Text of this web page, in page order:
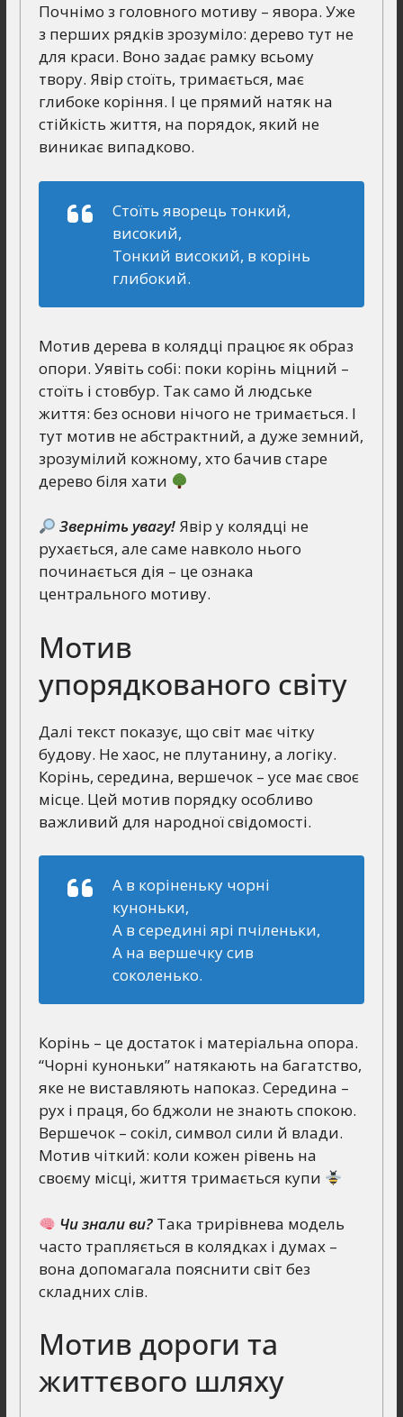
Почнімо з головного мотиву – явора. Уже
з перших рядків зрозуміло: дерево тут не
для краси. Воно задає рамку всьому
твору. Явір стоїть, тримається, має
глибоке коріння. І це прямий натяк на
стійкість життя, на порядок, який не
виникає випадково.
Стоїть яворець тонкий,
високий,
Тонкий високий, в корінь
глибокий.
Мотив дерева в колядці працює як образ
опори. Уявіть собі: поки корінь міцний –
стоїть і стовбур. Так само й людське
життя: без основи нічого не тримається. І
тут мотив не абстрактний, а дуже земний,
зрозумілий кожному, хто бачив старе
дерево біля хати
Зверніть увагу! Явір у колядці не
рухається, але саме навколо нього
починається дія – це ознака
центрального мотиву.
Мотив
упорядкованого світу
Далі текст показує, що світ має чітку
будову. Не хаос, не плутанину, а логіку.
Корінь, середина, вершечок – усе має своє
місце. Цей мотив порядку особливо
важливий для народної свідомості.
А в коріненьку чорні
куноньки,
А в середині ярі пчіленьки,
А на вершечку сив
соколенько.
Корінь – це достаток і матеріальна опора.
“Чорні куноньки” натякають на багатство,
яке не виставляють напоказ. Середина –
рух і праця, бо бджоли не знають спокою.
Вершечок – сокіл, символ сили й влади.
Мотив чіткий: коли кожен рівень на
своєму місці, життя тримається купи
Чи знали ви? Така трирівнева модель
часто трапляється в колядках і думах –
вона допомагала пояснити світ без
складних слів.
Мотив дороги та
життєвого шляху